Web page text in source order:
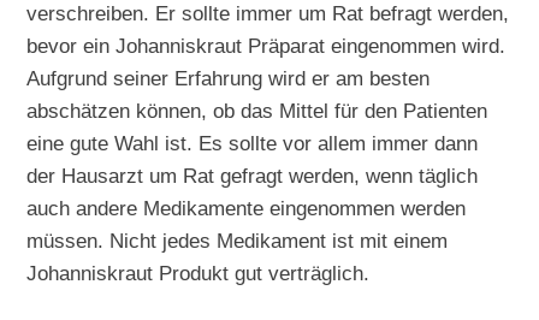
verschreiben. Er sollte immer um Rat befragt werden,
bevor ein Johanniskraut Präparat eingenommen wird.
Aufgrund seiner Erfahrung wird er am besten
abschätzen können, ob das Mittel für den Patienten
eine gute Wahl ist. Es sollte vor allem immer dann
der Hausarzt um Rat gefragt werden, wenn täglich
auch andere Medikamente eingenommen werden
müssen. Nicht jedes Medikament ist mit einem
Johanniskraut Produkt gut verträglich.